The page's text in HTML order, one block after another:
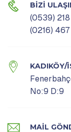
BIZI
(0539) 218
(0216)
KADIKÖY/
No:9 D:9
MAIL